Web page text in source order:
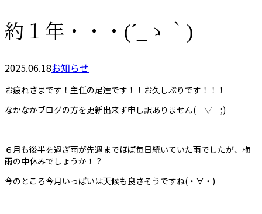
約１年・・・(´_ゝ｀)
2025.06.18お知らせ
お疲れさまです！主任の足達です！！お久しぶりです！！！
なかなかブログの方を更新出来ず申し訳ありません(￣▽￣;)
６月も後半を過ぎ雨が先週までほぼ毎日続いていた雨でしたが、梅
雨の中休みでしょうか！？
今のところ今月いっぱいは天候も良さそうですね(・∀・)